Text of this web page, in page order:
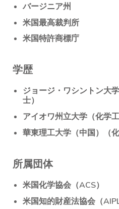
バージニア州
米国最高裁判所
米国特許商標庁
学歴
ジョージ・ワシントン大
士）
アイオワ州立大学（化学
華東理工大学（中国）（
所属団体
米国化学協会（ACS）
米国知的財産法協会（